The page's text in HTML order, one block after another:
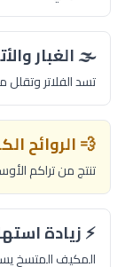
🌫️ الغبار
تسد الفلاتر وتقلل
💨 الروائح
تنتج من تراكم
⚡ زيادة
المكيف المتسخ